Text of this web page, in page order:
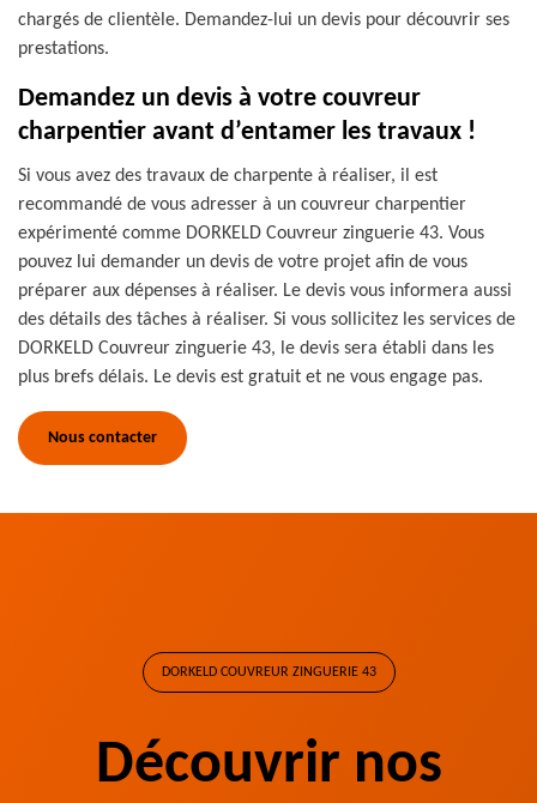
chargés de clientèle. Demandez-lui un devis pour découvrir ses
prestations.
Demandez un devis à votre couvreur
charpentier avant d’entamer les travaux !
Si vous avez des travaux de charpente à réaliser, il est
recommandé de vous adresser à un couvreur charpentier
expérimenté comme DORKELD Couvreur zinguerie 43. Vous
pouvez lui demander un devis de votre projet afin de vous
préparer aux dépenses à réaliser. Le devis vous informera aussi
des détails des tâches à réaliser. Si vous sollicitez les services de
DORKELD Couvreur zinguerie 43, le devis sera établi dans les
plus brefs délais. Le devis est gratuit et ne vous engage pas.
Nous contacter
DORKELD COUVREUR ZINGUERIE 43
Découvrir nos